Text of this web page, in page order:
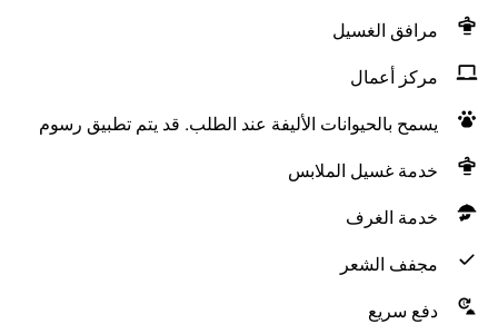
مرافق الغسيل
مركز أعمال
يسمح بالحيوانات الأليفة عند الطلب. قد يتم تطبيق رسوم
خدمة غسيل الملابس
خدمة الغرف
مجفف الشعر
دفع سريع